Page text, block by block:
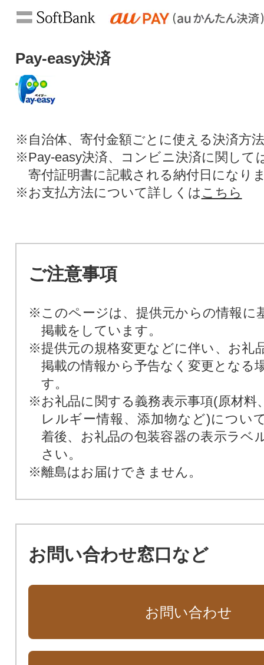
Pay-easy決済
※自治体、寄付金額ごとに使える決済方
※Pay-easy決済、コンビニ決済に関して
寄付証明書に記載される納付日になり
※お支払方法について詳しくは こちら
ご注意事項
※このページは、提供元からの情報に
掲載をしています。
※提供元の規格変更などに伴い、お礼
掲載の情報から予告なく変更となる
す。
※お礼品に関する義務表示事項(原材料
レルギー情報、添加物など)につい
着後、お礼品の包装容器の表示ラベ
さい。
※離島はお届けできません。
お問い合わせ窓口など
お問い合わせ